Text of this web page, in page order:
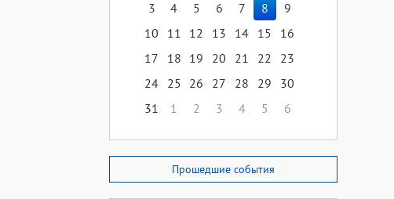
3
4 5 6 7 8
9
10
11 12 13 14 15
16
17
18 19 20 21 22
23
24 25 26 27 28 29
30
31
1 2 3 4 5 6
Прошедшие события